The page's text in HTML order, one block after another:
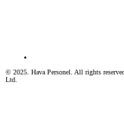
© 2025. Hava Personel. All rights
Ltd.